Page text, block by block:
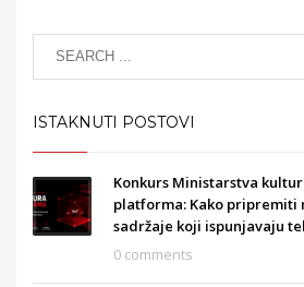
ISTAKNUTI POSTOVI
Konkurs Ministarstva
platforma: Kako
sadržaje koji ispunjavaju
0 comments